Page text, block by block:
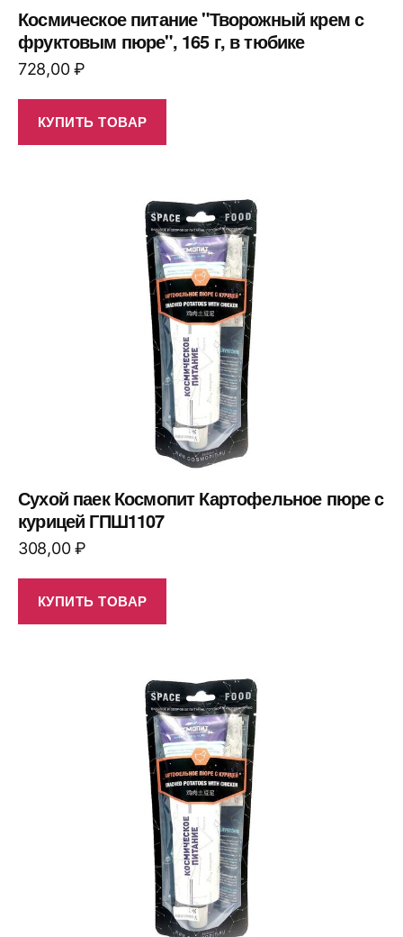
Космическое питание "Творожный крем с
фруктовым пюре", 165 г, в тюбике
728,00₽
КУПИТЬ ТОВАР
Сухой паек Космопит Картофельное пюре с
курицей ГПШ1107
308,00₽
КУПИТЬ ТОВАР